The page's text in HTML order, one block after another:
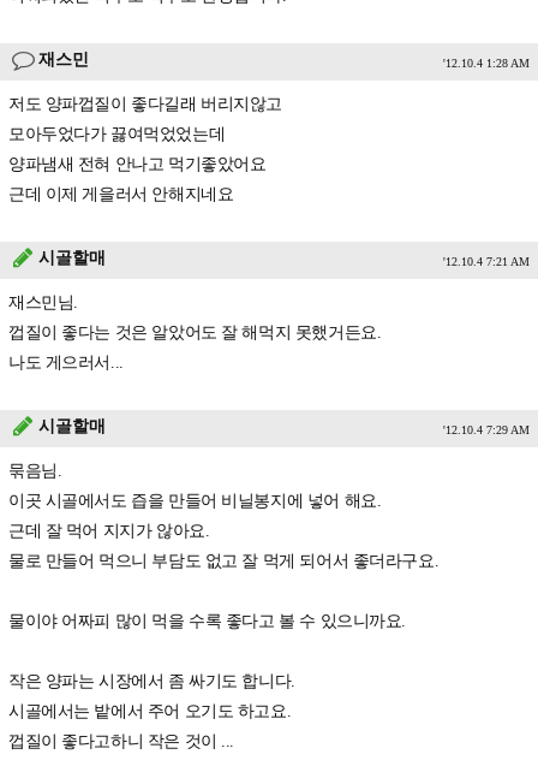
재스민 '12.10.4 1:28 AM
저도 양파껍질이 좋다길래 버리지않고
모아두었다가 끓여먹었었는데
양파냄새 전혀 안나고 먹기좋았어요
근데 이제 게을러서 안해지네요
시골할매 '12.10.4 7:21 AM
재스민님.
껍질이 좋다는 것은 알았어도 잘 해먹지 못했거든요.
나도 게으러서...
시골할매 '12.10.4 7:29 AM
묶음님.
이곳 시골에서도 즙을 만들어 비닐봉지에 넣어 해요.
근데 잘 먹어 지지가 않아요.
물로 만들어 먹으니 부담도 없고 잘 먹게 되어서 좋더라구요.
물이야 어짜피 많이 먹을 수록 좋다고 볼 수 있으니까요.
작은 양파는 시장에서 좀 싸기도 합니다.
시골에서는 밭에서 주어 오기도 하고요.
껍질이 좋다고하니 작은 것이 ...